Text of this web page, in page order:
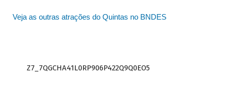
Veja as outras atrações do Quintas no BNDES
Z7_7QGCHA41L0RP906P422Q9Q0EO5